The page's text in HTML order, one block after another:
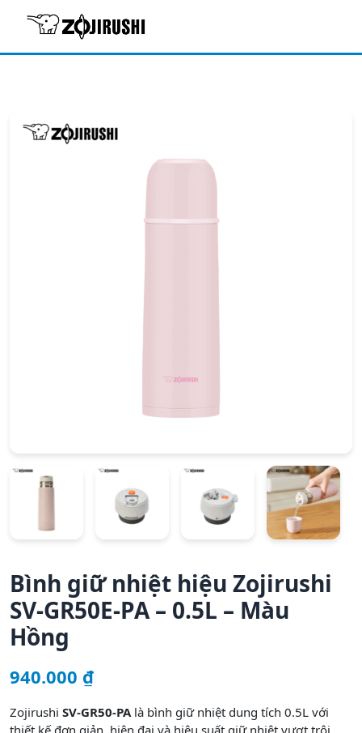
Trang chủ/Sản phẩm giữ nhiệt
Zojirushi SV-GR50E-PA – 0.5L – Màu Hồng
Bình giữ nhiệt hiệu Zojirushi
SV-GR50E-PA – 0.5L – Màu
Hồng
940.000 ₫
Zojirushi SV-GR50-PA là bình giữ nhiệt dung tích 0.5L với
thiết kế đơn giản, hiện đại và hiệu suất giữ nhiệt vượt trội.